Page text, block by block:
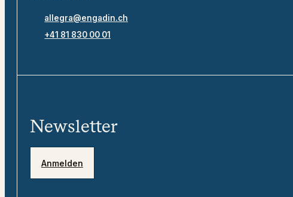
allegra@engadin.ch
+41 81 830 00 01
Newsletter
Anmelden